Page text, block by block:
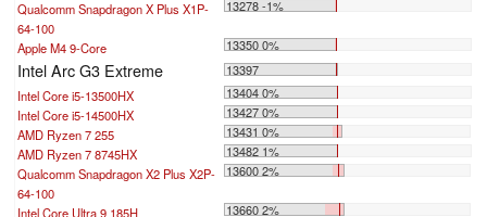
Qualcomm Snapdragon X Plus X1P-
64-100
13278 -1%
Apple M4 9-Core 13350 0%
Intel Arc G3 Extreme
13397
Intel Core i5-13500HX
13404 0%
Intel Core i5-14500HX
13427 0%
AMD Ryzen 7 255
13431 0%
AMD Ryzen 7 8745HX
13482 1%
Qualcomm Snapdragon X2 Plus X2P-
64-100
13600 2%
Intel Core Ultra 9 185H
13660 2%